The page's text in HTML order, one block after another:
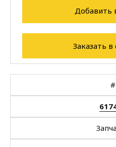
Добавить
Заказать
#